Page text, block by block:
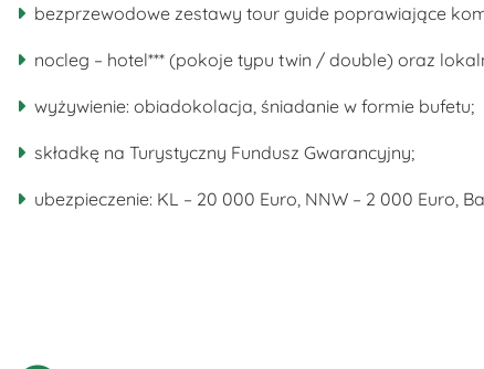
bezprzewodowe zestawy tour guide poprawiające
nocleg – hotel*** (pokoje typu twin / double) oraz
wyżywienie: obiadokolacja, śniadanie w formie bufetu;
składkę na Turystyczny Fundusz Gwarancyjny;
ubezpieczenie: KL – 20 000 Euro, NNW – 2 000 Euro,